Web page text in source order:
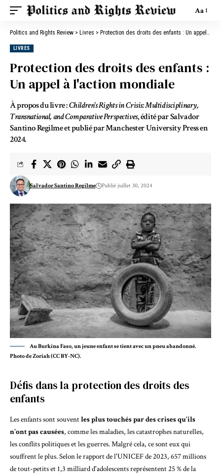
Aa
Politics and Rights Review > Livres > Protection des droits des enfants : Un appel à l'action mondiale
LIVRES
Protection des droits des enfants :
Un appel à l'action mondiale
À propos du livre :Children's Rights in Crisis: Multidisciplinary,
Transnational, and Comparative Perspectives, édité par Salvador
Santino Regilme et publié par Manchester University Press en
2024.
Salvador Santino Regilme Publié juillet 30, 2024
Au Burkina Faso, un jeune enfant se tient avec un pneu abandonné.
Photo de Zoriah (CC BY-NC).
Défis dans la protection des droits des
enfants
Les enfants sont souventles plus touchés par des crises qu'ils
n'ont pas causées, comme les maladies, les catastrophes naturelles,
les conflits politiques et les guerres. Malgré cela, ce sont euxqui
souffrent le plus. Selon lerapport de l'UNICEF de 2023, 657 millions
de tout-petits et 1,3 milliard d'adolescents représentent 25 % de la